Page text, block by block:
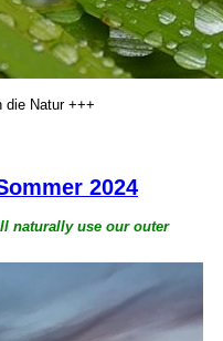
Natur +++
2024
naturally use our outer